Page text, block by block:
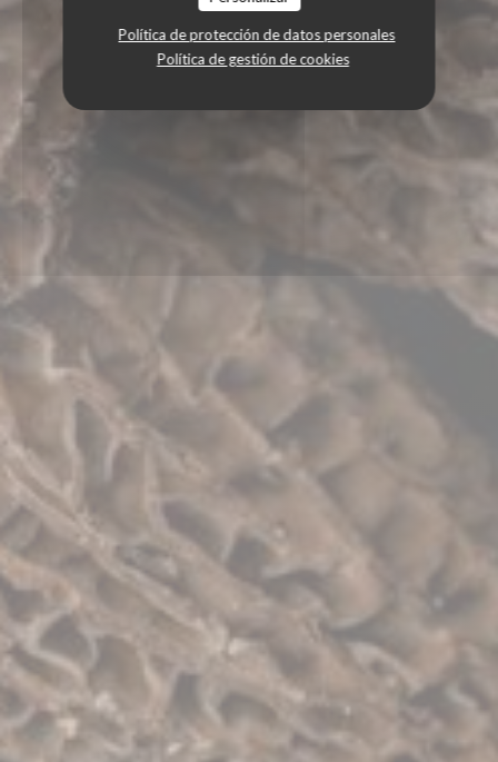
Política de protección de datos personales
Política de gestión de cookies